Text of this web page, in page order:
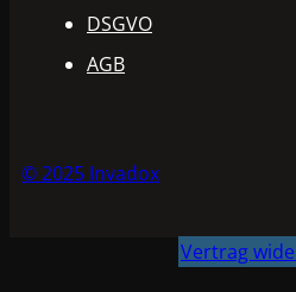
DSGVO
AGB
© 2025 Invadox
Vertrag